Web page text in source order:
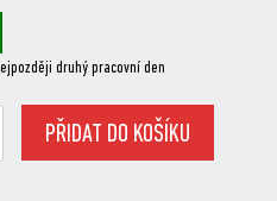
druhý pracovní den
PŘIDAT DO KOŠÍKU